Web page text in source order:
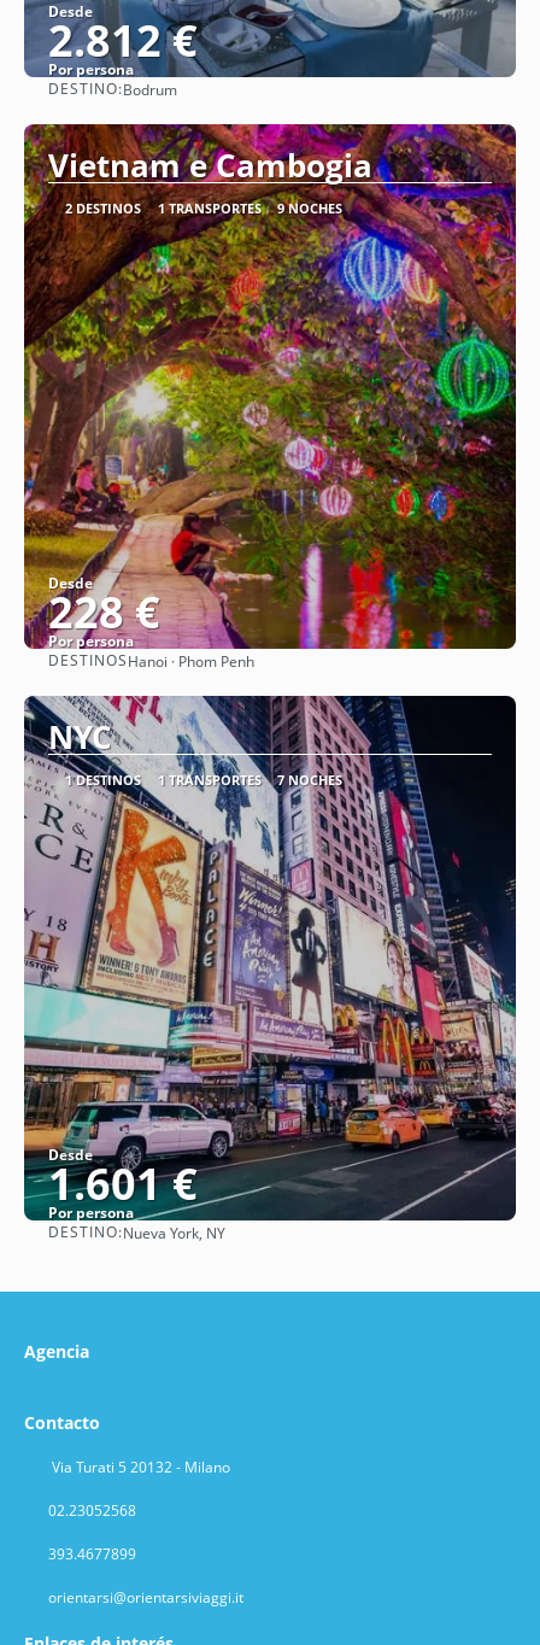
Desde
2.812 €
Por persona
DESTINO:Bodrum
Vietnam e Cambogia
2 DESTINOS 1 TRANSPORTES 9 NOCHES
Desde
228 €
Por persona
DESTINOSHanoi · Phom Penh
NYC
1 DESTINOS 1 TRANSPORTES 7 NOCHES
Desde
1.601 €
Por persona
DESTINO:Nueva York, NY
Agencia
Contacto
Via Turati 5 20132 - Milano
02.23052568
393.4677899
orientarsi@orientarsiviaggi.it